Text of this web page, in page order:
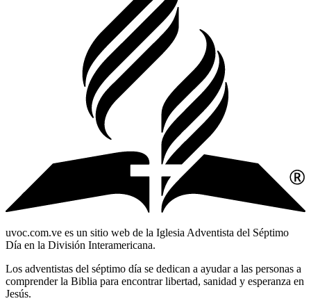
uvoc.com.ve es un sitio web de la Iglesia Adventista del Séptimo
Día en la División Interamericana.
Los adventistas del séptimo día se dedican a ayudar a las personas a
comprender la Biblia para encontrar libertad, sanidad y esperanza en
Jesús.